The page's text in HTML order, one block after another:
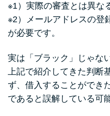
※1）実際の審査とは異な
※2）メールアドレスの登
が必要です。
実は「ブラック」じゃな
上記で紹介してきた判断
ず、借入することができ
であると誤解している可